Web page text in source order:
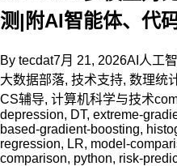
测|附AI智能体、代
By tecdat7月 21, 2026AI人工
大数据部落, 技术支持, 数理统
CS辅导, 计算机科学与技术
depression, DT, extreme-
based-gradient-boosting,
regression, LR, model-
comparison, python, risk-